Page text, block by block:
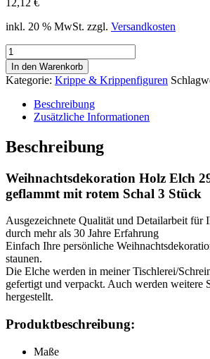
inkl. 20 % MwSt. zzgl. Versandkosten
Weihnachtsdekoration
Holz
Elch
29
leicht
geflammt
mit
rotem
3
Stück
Menge
In den Warenkorb
Kategorie: Krippe & Krippenfiguren
Beschreibung
Zusätzliche Informationen
Beschreibung
Weihnachtsdekoration Holz Elch
geflammt mit rotem Schal 3 Stück
Ausgezeichnete Qualität und Detailarbeit für
durch mehr als 30 Jahre Erfahrung
Einfach Ihre persönliche
staunen.
Die Elche werden in meiner Tischlerei/
gefertigt und verpackt. Auch werden weitere
hergestellt.
Produktbeschreibung:
Maße